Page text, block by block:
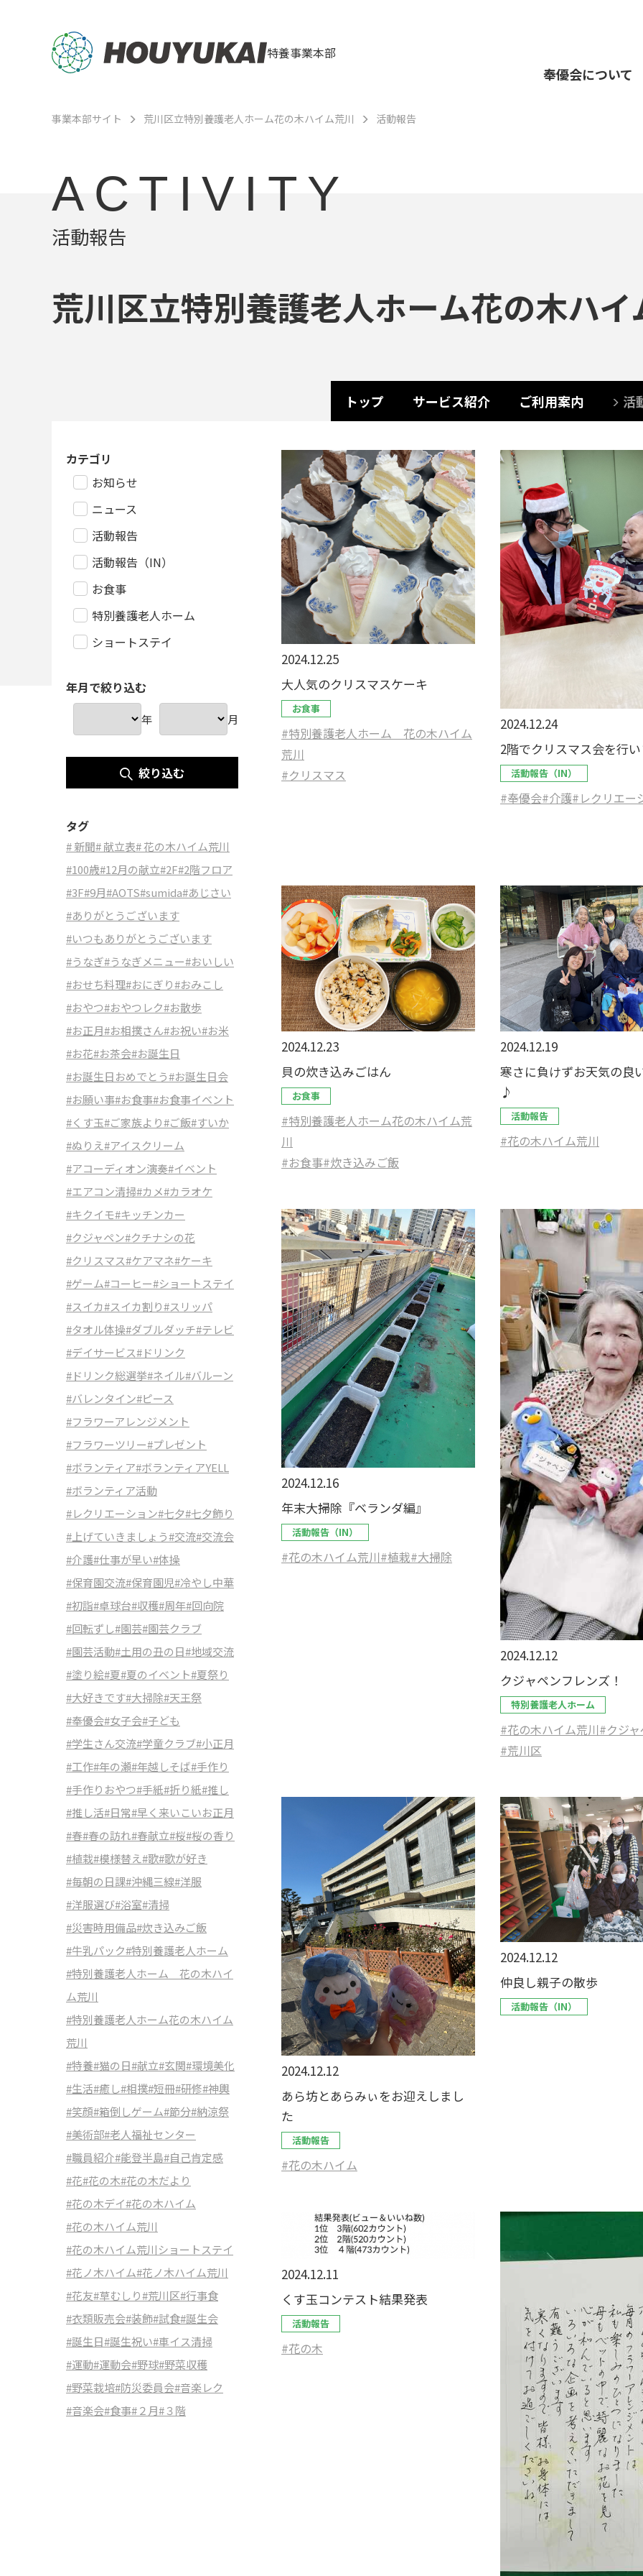
特養事業本部
奉優会について
事業本部サイト 荒川区立特別養護老人ホーム花の木ハイム荒川 活動報告
ACTIVITY
活動報告
荒川区立特別養護老人ホーム花の木ハイ
トップ サービス紹介 ご利用案内 活
2024.12.25
大人気のクリスマスケーキ
お食事
#特別養護老人ホーム 花の木ハイム
荒川
#クリスマス
2024.12.24
2階でクリスマス会を行
活動報告（IN）
#奉優会#介護#レクリエー
2024.12.23
貝の炊き込みごはん
お食事
#特別養護老人ホーム花の木ハイム荒
川
#お食事#炊き込みご飯
2024.12.19
寒さに負けずお天気の
♪
活動報告
#花の木ハイム荒川
2024.12.16
年末大掃除『ベランダ編』
活動報告（IN）
#花の木ハイム荒川#植栽#大掃除
2024.12.12
クジャペンフレンズ！
特別養護老人ホーム
#花の木ハイム荒川#クジ
#荒川区
2024.12.12
あら坊とあらみぃをお迎えしまし
た
活動報告
#花の木ハイム
2024.12.12
仲良し親子の散歩
活動報告（IN）
2024.12.11
くす玉コンテスト結果発表
活動報告
#花の木
カテゴリ
お知らせ
ニュース
活動報告
活動報告（IN）
お食事
特別養護老人ホーム
ショートステイ
年月で絞り込む
年 月
絞り込む
タグ
# 新聞# 献立表# 花の木ハイム荒川
#100歳#12月の献立#2F#2階フロア
#3F#9月#AOTS#sumida#あじさい
#ありがとうございます
#いつもありがとうございます
#うなぎ#うなぎメニュー#おいしい
#おせち料理#おにぎり#おみこし
#おやつ#おやつレク#お散歩
#お正月#お相撲さん#お祝い#お米
#お花#お茶会#お誕生日
#お誕生日おめでとう#お誕生日会
#お願い事#お食事#お食事イベント
#くす玉#ご家族より#ご飯#すいか
#ぬりえ#アイスクリーム
#アコーディオン演奏#イベント
#エアコン清掃#カメ#カラオケ
#キクイモ#キッチンカー
#クジャペン#クチナシの花
#クリスマス#ケアマネ#ケーキ
#ゲーム#コーヒー#ショートステイ
#スイカ#スイカ割り#スリッパ
#タオル体操#ダブルダッチ#テレビ
#デイサービス#ドリンク
#ドリンク総選挙#ネイル#バルーン
#バレンタイン#ピース
#フラワーアレンジメント
#フラワーツリー#プレゼント
#ボランティア#ボランティアYELL
#ボランティア活動
#レクリエーション#七夕#七夕飾り
#上げていきましょう#交流#交流会
#介護#仕事が早い#体操
#保育園交流#保育園児#冷やし中華
#初詣#卓球台#収穫#周年#回向院
#回転ずし#園芸#園芸クラブ
#園芸活動#土用の丑の日#地域交流
#塗り絵#夏#夏のイベント#夏祭り
#大好きです#大掃除#天王祭
#奉優会#女子会#子ども
#学生さん交流#学童クラブ#小正月
#工作#年の瀬#年越しそば#手作り
#手作りおやつ#手紙#折り紙#推し
#推し活#日常#早く来いこいお正月
#春#春の訪れ#春献立#桜#桜の香り
#植栽#模様替え#歌#歌が好き
#毎朝の日課#沖縄三線#洋服
#洋服選び#浴室#清掃
#災害時用備品#炊き込みご飯
#牛乳パック#特別養護老人ホーム
#特別養護老人ホーム 花の木ハイ
ム荒川
#特別養護老人ホーム花の木ハイム
荒川
#特養#猫の日#献立#玄関#環境美化
#生活#癒し#相撲#短冊#研修#神輿
#笑顔#箱倒しゲーム#節分#納涼祭
#美術部#老人福祉センター
#職員紹介#能登半島#自己肯定感
#花#花の木#花の木だより
#花の木デイ#花の木ハイム
#花の木ハイム荒川
#花の木ハイム荒川ショートステイ
#花ノ木ハイム#花ノ木ハイム荒川
#花友#草むしり#荒川区#行事食
#衣類販売会#装飾#試食#誕生会
#誕生日#誕生祝い#車イス清掃
#運動#運動会#野球#野菜収穫
#野菜栽培#防災委員会#音楽レク
#音楽会#食事#２月#３階